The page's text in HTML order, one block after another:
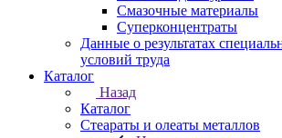
Смазочные материалы
Суперконцентраты
Данные о результатах
условий труда
Каталог
Назад
Каталог
Стеараты и олеаты металлов